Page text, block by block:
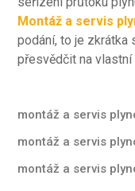
Montáž a servis
podání, to je zkrátka
přesvědčit na vlastní
montáž a servis
montáž a servis
montáž a servis